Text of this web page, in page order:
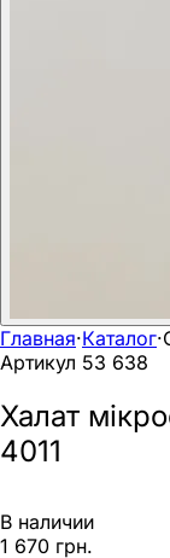
Главная·Каталог·
Артикул 53 638
Халат
4011
В наличии
1 670 грн.